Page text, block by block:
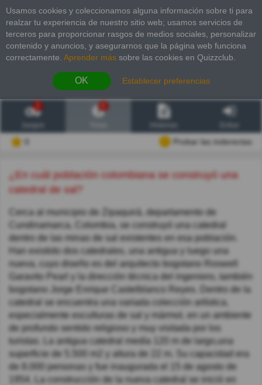
Usamos cookies y coleccionamos alguna información sobre ti para
realzar tu experiencia de nuestro sitio web; usamos servicios de
terceros para proporcionar rasgos de medios sociales, personalizar
contenido y anuncios, y asegurarnos que la página web funciona
correctamente. Aprender más sobre las cookies en Quizzclub.
OK Establecer preferencias
2
Probar las inderectas
¿En cuál población colombiana se construyó una
catedral de sal?
Cerca al municipio de Zipaquirá, departamento de
Cundinamarca, Colombia, se construyó una catedral
dentro de las minas de sal existentes en esa población.
Han existido dos catedrales, una antigua y luego una
nueva, cuyo diseño es del arquitecto bogotano Roswell
Garavito Pearl y la dirección técnica del ingeniero, también
bogotano Jorge Enrique Castelblanco Reyes. Dentro de la
catedral se encuentra una variada colección artística,
especialmente esculturas de sal y mármol, en un ambiente
de profundo sentido religioso y muy visitada por los
turistas. La antigua catedral medía 120 m de largo,una
superficie de 5.500 m2 y altura de 22 m. Su capacidad era
de 8.000 personas y fue inaugurada el 15 de agosto de
1954. La construcción de la nueva catedral se inició en